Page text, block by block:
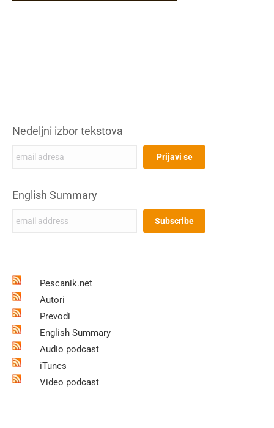
Nedeljni izbor tekstova
English Summary
Pescanik.net
Autori
Prevodi
English Summary
Audio podcast
iTunes
Video podcast